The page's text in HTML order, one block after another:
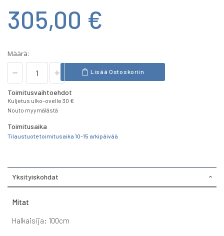
305,00 €
Määrä:
Lisää Ostoskoriin
Toimitusvaihtoehdot
Kuljetus ulko-ovelle 30 €
Nouto myymälästä
Toimitusaika
Tilaustuote toimitusaika 10-15 arkipäivää
Yksityiskohdat
Mitat
Halkaisija: 100cm